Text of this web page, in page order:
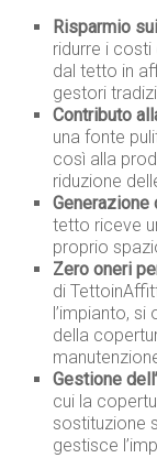
Risparmio
ridurre i
dal tetto in
gestori
Contributo
una fonte
così alla
riduzione
Generazione
tetto riceve
proprio
Zero oneri
di
l’impianto,
della
Gestione
cui la
sostituzione
gestisce